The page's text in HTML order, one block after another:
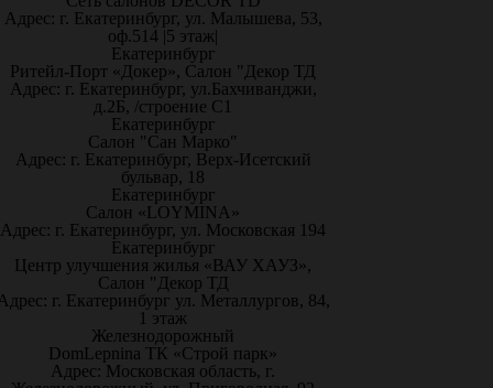
Адрес: г. Екатеринбург, ул. Малышева, 53,
оф.514 |5 этаж|
Екатеринбург
Ритейл-Порт «Докер», Салон "Декор ТД
Адрес: г. Екатеринбург, ул.Бахчиванджи,
д.2Б, /строение С1
Екатеринбург
Салон "Сан Марко"
Адрес: г. Екатеринбург, Верх-Исетский
бульвар, 18
Екатеринбург
Салон «LOYMINA»
Адрес: г. Екатеринбург, ул. Московская 194
Екатеринбург
Центр улучшения жилья «ВАУ ХАУЗ»,
Салон "Декор ТД
г. Екатеринбург ул. Металлургов, 84,
1 этаж
Железнодорожный
DomLepnina ТК «Строй парк»
Адрес: Московская область, г.